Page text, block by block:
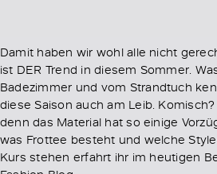
Damit haben wir wohl alle nicht
ist DER Trend in diesem Sommer.
Badezimmer und vom Strandtuch
diese Saison auch am Leib.
denn das Material hat so einige
was Frottee besteht und welche
Kurs stehen erfahrt ihr im heutigen